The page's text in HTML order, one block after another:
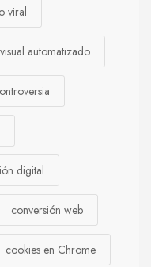
viral
automatizado
digital
conversión web
cookies en Chrome